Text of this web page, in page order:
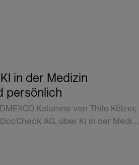
in der Medizin
persönlich
Kolumne von Thilo Kölzer,
DocCheck AG, über KI in der Medi…